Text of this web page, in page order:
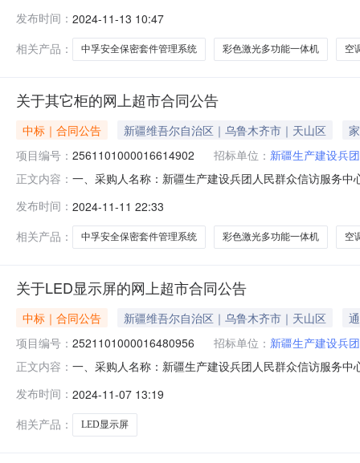
达/KSTARA16组1.008808802国密蓝盾GM-19Z其它柜
发布时间： 2024-11-13 10:47
相关产品：
中孚安全保密套件管理系统 彩色激光多功能一体机 空
关于其它柜的网上超市合同公告
中标｜合同公告 新疆维吾尔自治区｜乌鲁木齐市｜天山区
项目编号： 2561101000016614902 招标单位： 新疆生产建设兵
正文内容： 一、采购人名称：新疆生产建设兵团人民群众信访服务
达/KSTARA16组1.008808802国密蓝盾GM-19Z其它柜
发布时间： 2024-11-11 22:33
相关产品：
中孚安全保密套件管理系统 彩色激光多功能一体机 空
关于LED显示屏的网上超市合同公告
中标｜合同公告 新疆维吾尔自治区｜乌鲁木齐市｜天山区
项目编号： 2521101000016480956 招标单位： 新疆生产建设兵
正文内容： 一、采购人名称：新疆生产建设兵团人民群众信访服务
CP1.2LED显示屏艾比森CP1.2平方米1.001850018500
发布时间： 2024-11-07 13:19
相关产品：
LED显示屏